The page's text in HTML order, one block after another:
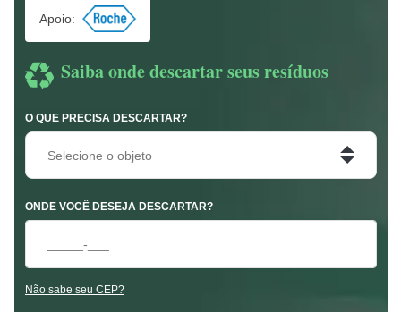
Apoio:
Saiba onde descartar seus resíduos
O QUE PRECISA DESCARTAR?
Selecione o objeto
ONDE VOCÊ DESEJA DESCARTAR?
Não sabe seu CEP?